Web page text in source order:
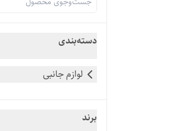
دسته‌بندی
لوازم جانبی
برند